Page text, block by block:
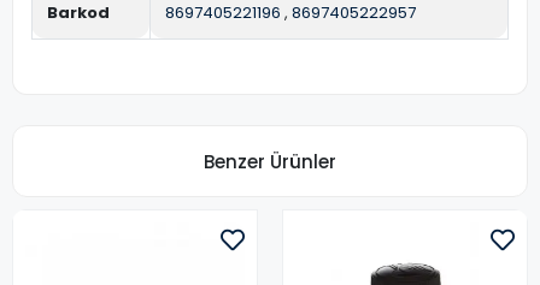
Barkod 8697405221196 , 8697405222957
Benzer Ürünler